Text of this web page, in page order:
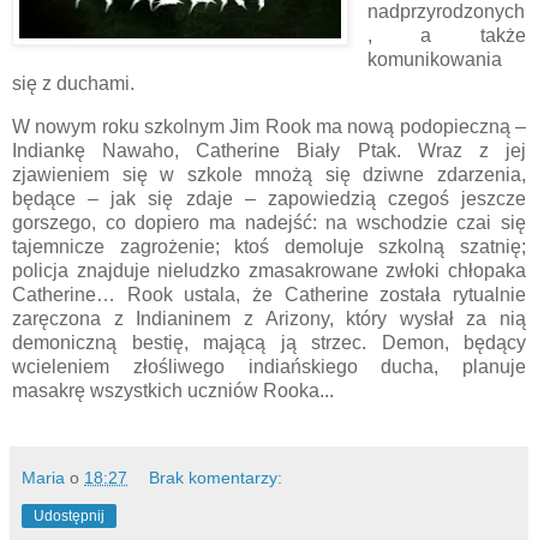
nadprzyrodzonych
, a także
komunikowania
się z duchami.
W nowym roku szkolnym Jim Rook ma nową podopieczną –
Indiankę Nawaho, Catherine Biały Ptak. Wraz z jej
zjawieniem się w szkole mnożą się dziwne zdarzenia,
będące – jak się zdaje – zapowiedzią czegoś jeszcze
gorszego, co dopiero ma nadejść: na wschodzie czai się
tajemnicze zagrożenie; ktoś demoluje szkolną szatnię;
policja znajduje nieludzko zmasakrowane zwłoki chłopaka
Catherine… Rook ustala, że Catherine została rytualnie
zaręczona z Indianinem z Arizony, który wysłał za nią
demoniczną bestię, mającą ją strzec. Demon, będący
wcieleniem złośliwego indiańskiego ducha, planuje
masakrę wszystkich uczniów Rooka...
Maria o 18:27 Brak komentarzy:
Udostępnij